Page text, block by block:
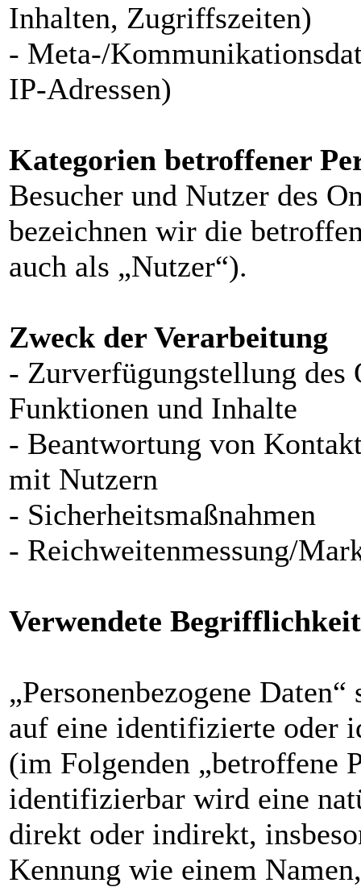
Inhalten, Zugriffszeiten)
- Meta-/
IP-Adressen)
Kategorien betroffener
Besucher und Nutzer des
bezeichnen wir die
auch als „Nutzer“).
Zweck der Verarbeitung
- Zurverfügungstellung des
Funktionen und Inhalte
- Beantwortung von
mit Nutzern
- Sicherheitsmaßnahmen
- Reichweitenmessung/
Verwendete
„Personenbezogene
auf eine identifizierte oder
(im Folgenden „betroffene
identifizierbar wird eine
direkt oder indirekt,
Kennung wie einem